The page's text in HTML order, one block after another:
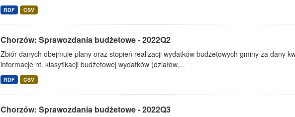
RDF CSV
Chorzów: Sprawozdania budżetowe - 2022Q2
Zbiór danych obejmuje plany oraz stopień realizacji wydatków budżetowych gminy za dany
informacje nt. klasyfikacji budżetowej wydatków (działów,...
RDF CSV
Chorzów: Sprawozdania budżetowe - 2022Q3